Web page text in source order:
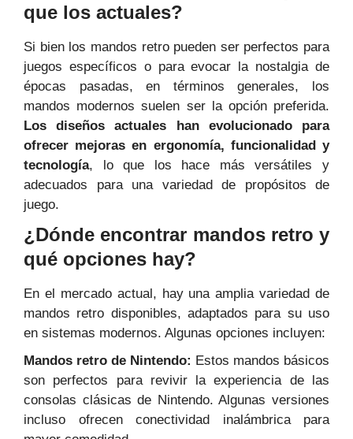
que los actuales?
Si bien los mandos retro pueden ser perfectos para
juegos específicos o para evocar la nostalgia de
épocas pasadas, en términos generales, los
mandos modernos suelen ser la opción preferida.
Los diseños actuales han evolucionado para
ofrecer mejoras en ergonomía, funcionalidad y
tecnología, lo que los hace más versátiles y
adecuados para una variedad de propósitos de
juego.
¿Dónde encontrar mandos retro y
qué opciones hay?
En el mercado actual, hay una amplia variedad de
mandos retro disponibles, adaptados para su uso
en sistemas modernos. Algunas opciones incluyen:
Mandos retro de Nintendo: Estos mandos básicos
son perfectos para revivir la experiencia de las
consolas clásicas de Nintendo. Algunas versiones
incluso ofrecen conectividad inalámbrica para